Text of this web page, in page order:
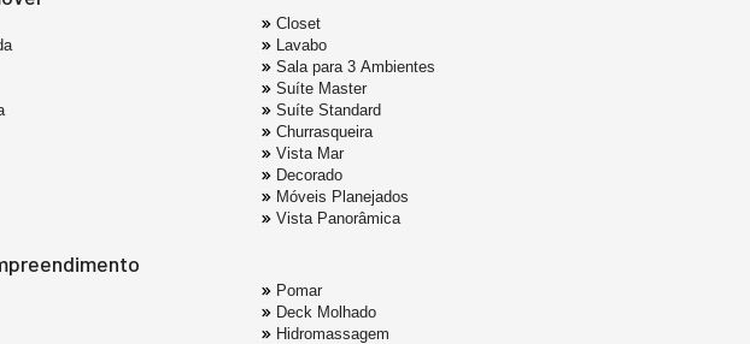
Closet
Lavabo
Sala para 3 Ambientes
Suíte Master
Suíte Standard
Churrasqueira
Vista Mar
Decorado
Móveis Planejados
Vista Panorâmica
Pomar
Deck Molhado
Hidromassagem